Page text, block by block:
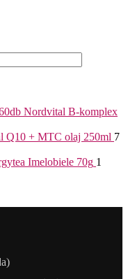
Nordvital B-komplex
Q10 + MTC olaj 250ml 7
Imelobiele 70g 1